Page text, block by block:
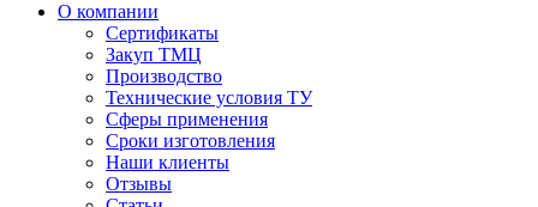
О компании
Сертификаты
Закуп ТМЦ
Производство
Технические условия ТУ
Сферы применения
Сроки изготовления
Наши клиенты
Отзывы